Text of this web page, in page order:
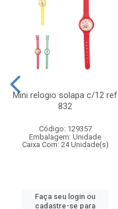
Mini relogio solapa c/12 ref
832
Código: 129357
Embalagem: Unidade
Caixa Com: 24 Unidade(s)
Faça seu login ou
cadastre-se para